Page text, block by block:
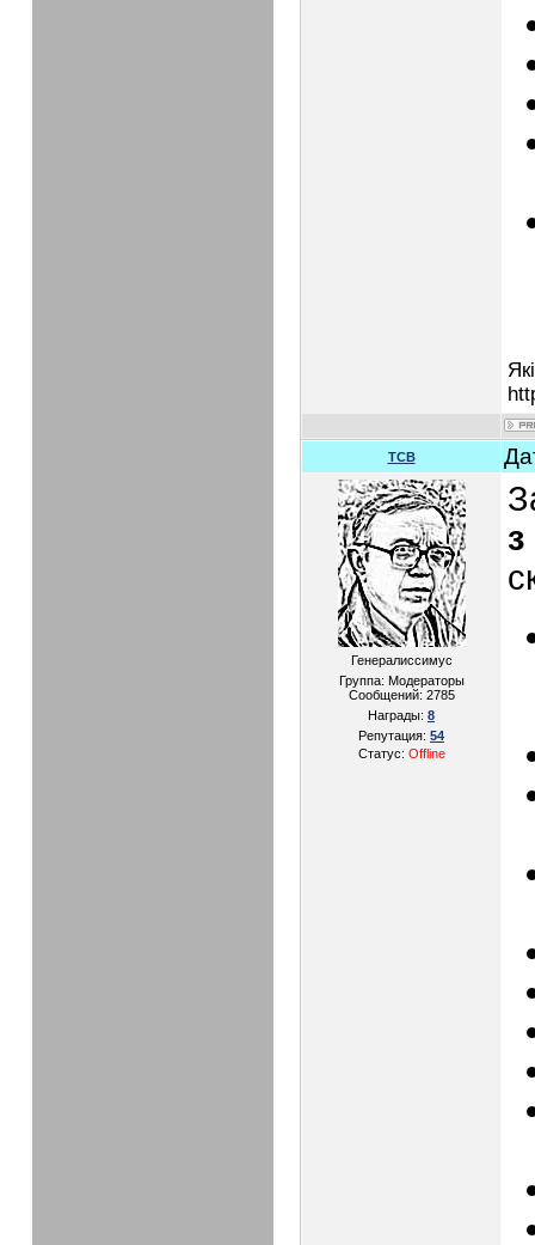
TCB
Генералиссимус
Группа: Модераторы
Сообщений: 2785
Награды: 8
Репутация: 54
Статус: Offline
з